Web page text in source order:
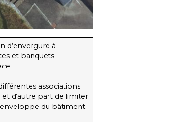
d’envergure à
et banquets
associations
d’autre part de limiter
du bâtiment.